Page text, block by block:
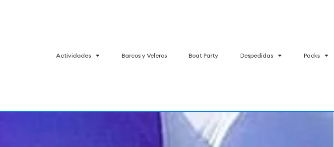
Actividades Barcos y Veleros Boat Party Despedidas Packs